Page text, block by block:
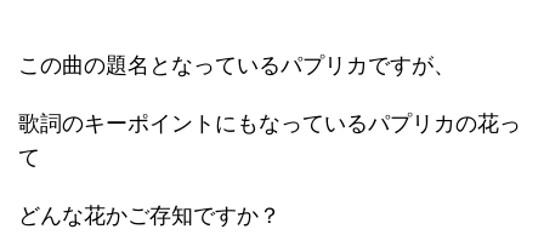
この曲の題名となっているパプリカですが、
歌詞のキーポイントにもなっているパプリカの花っ
て
どんな花かご存知ですか？